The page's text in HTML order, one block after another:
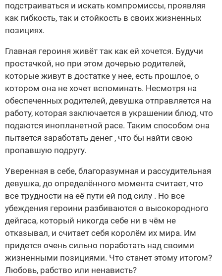
подстраиваться и искать компромиссы, проявляя
как гибкость, так и стойкость в своих жизненных
позициях.
Главная героиня живёт так как ей хочется. Будучи
простачкой, но при этом дочерью родителей,
которые живут в достатке у нее, есть прошлое, о
котором она не хочет вспоминать. Несмотря на
обеспеченных родителей, девушка отправляется на
работу, которая заключается в украшении блюд, что
подаются инопланетной расе. Таким способом она
пытается заработать денег , что бы найти свою
пропавшую подругу.
Уверенная в себе, благоразумная и рассудительная
девушка, до определённого момента считает, что
все трудности на её пути ей под силу . Но все
убеждения героини разбиваются о высокородного
дейгаса, который никогда себе ни в чём не
отказывал, и считает себя королём их мира. Им
придется очень сильно поработать над своими
жизненными позициями. Что станет этому итогом?
Любовь, рабство или ненависть?